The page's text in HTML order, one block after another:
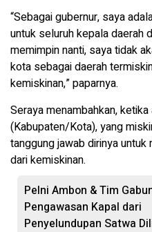
“Sebagai gubernur, saya
untuk seluruh kepala daerah
memimpin nanti, saya tidak
kota sebagai daerah
kemiskinan,” paparnya.
Seraya menambahkan,
(Kabupaten/Kota), yang
tanggung jawab dirinya
dari kemiskinan.
Pelni Ambon & Tim
Pengawasan Kapal dari
Penyelundupan Satwa